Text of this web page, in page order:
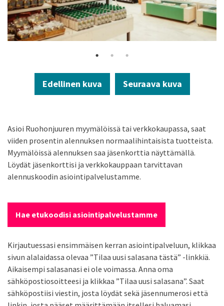
Edellinen kuva Seuraava kuva
Asioi Ruohonjuuren myymälöissä tai verkkokaupassa, saat
viiden prosentin alennuksen normaalihintaisista tuotteista.
Myymälöissä alennuksen saa jäsenkorttia näyttämällä.
Löydät jäsenkorttisi ja verkkokauppaan tarvittavan
alennuskoodin asiointipalvelustamme.
Hae etukoodisi asiointipalvelustamme
Kirjautuessasi ensimmäisen kerran asiointipalveluun, klikkaa
sivun alalaidassa olevaa ”Tilaa uusi salasana tästä” -linkkiä.
Aikaisempi salasanasi ei ole voimassa. Anna oma
sähköpostiosoitteesi ja klikkaa ”Tilaa uusi salasana”. Saat
sähköpostiisi viestin, josta löydät sekä jäsennumerosi että